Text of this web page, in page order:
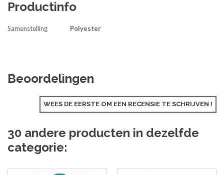
Productinfo
Samenstelling Polyester
Beoordelingen
WEES DE EERSTE OM EEN RECENSIE TE SCHRIJVEN !
30 andere producten in dezelfde
categorie: